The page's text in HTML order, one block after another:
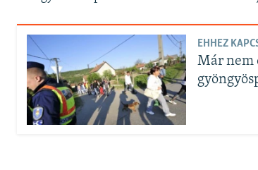
EHHEZ
Már nem